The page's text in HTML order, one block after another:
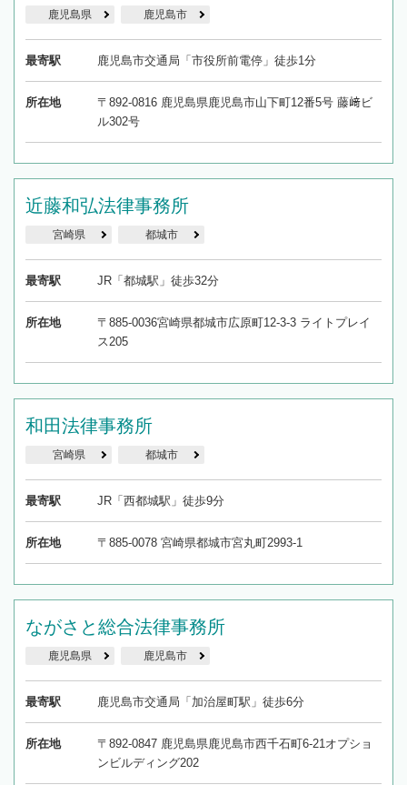
鹿児島県 鹿児島市
最寄駅 鹿児島市交通局「市役所前電停」徒歩1分
所在地
〒892-0816 鹿児島県鹿児島市山下町12番5号 藤﨑ビ
ル302号
近藤和弘法律事務所
宮崎県 都城市
最寄駅 JR「都城駅」徒歩32分
所在地
〒885-0036宮崎県都城市広原町12-3-3 ライトプレイ
ス205
和田法律事務所
宮崎県 都城市
最寄駅 JR「西都城駅」徒歩9分
所在地 〒885-0078 宮崎県都城市宮丸町2993-1
ながさと総合法律事務所
鹿児島県 鹿児島市
最寄駅 鹿児島市交通局「加治屋町駅」徒歩6分
所在地
〒892-0847 鹿児島県鹿児島市西千石町6-21オプショ
ンビルディング202